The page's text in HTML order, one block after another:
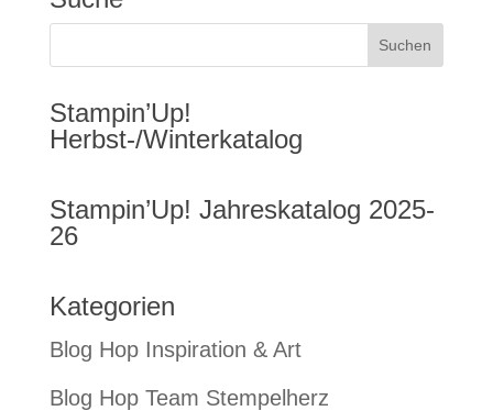
Stampin’Up!
Herbst-/Winterkatalog
Stampin’Up! Jahreskatalog 2025-
26
Kategorien
Blog Hop Inspiration & Art
Blog Hop Team Stempelherz